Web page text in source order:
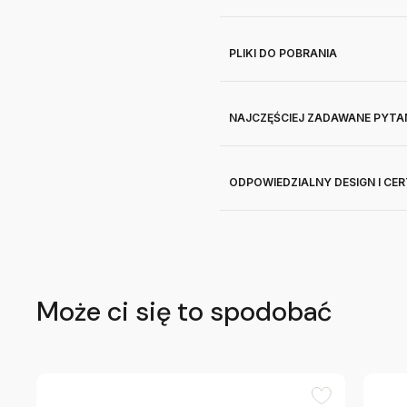
PLIKI DO POBRANIA
NAJCZĘŚCIEJ ZADAWANE
ODPOWIEDZIALNY DESIGN I
Może ci się to spodobać